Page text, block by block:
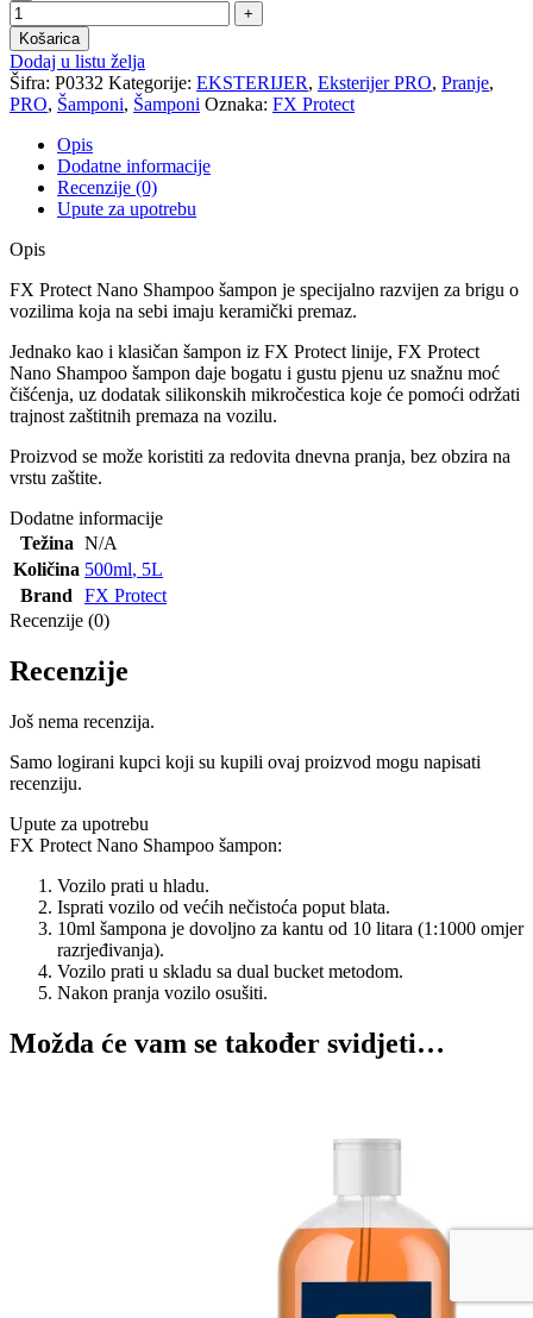
Košarica
Dodaj u listu želja
Šifra: P0332 Kategorije: EKSTERIJER, Eksterijer PRO, Pranje,
PRO, Šamponi, Šamponi Oznaka: FX Protect
Opis
Dodatne informacije
Recenzije (0)
Upute za upotrebu
Opis
FX Protect Nano Shampoo šampon je specijalno razvijen za brigu o
vozilima koja na sebi imaju keramički premaz.
Jednako kao i klasičan šampon iz FX Protect linije, FX Protect
Nano Shampoo šampon daje bogatu i gustu pjenu uz snažnu moć
čišćenja, uz dodatak silikonskih mikročestica koje će pomoći održati
trajnost zaštitnih premaza na vozilu.
Proizvod se može koristiti za redovita dnevna pranja, bez obzira na
vrstu zaštite.
Dodatne informacije
Težina N/A
Količina 500ml, 5L
Brand
FX Protect
Recenzije (0)
Recenzije
Još nema recenzija.
Samo logirani kupci koji su kupili ovaj proizvod mogu napisati
recenziju.
Upute za upotrebu
FX Protect Nano Shampoo šampon:
Vozilo prati u hladu.
Isprati vozilo od većih nečistoća poput blata.
10ml šampona je dovoljno za kantu od 10 litara (1:1000 omjer
razrjeđivanja).
Vozilo prati u skladu sa dual bucket metodom.
Nakon pranja vozilo osušiti.
Možda će vam se također svidjeti…